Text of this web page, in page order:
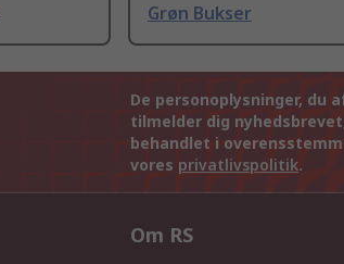
Grøn Bukser
De personoplysninger, du
tilmelder dig
behandlet i
vores privatlivspolitik.
Om RS